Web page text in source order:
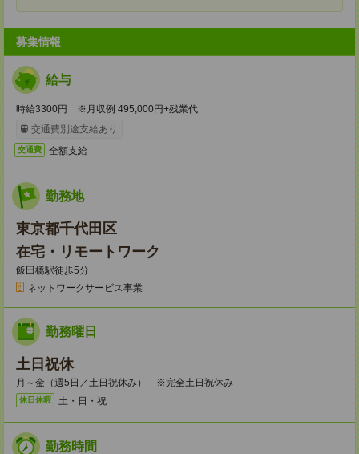
募集情報
給与
時給3300円 ※月収例 495,000円+残業代
交通費別途支給あり
交通費 全額支給
勤務地
東京都千代田区
在宅・リモートワーク
飯田橋駅徒歩5分
ネットワークサービス事業
勤務曜日
土日祝休
月～金（週5日／土日祝休み） ※完全土日祝休み
休日休暇 土・日・祝
勤務時間